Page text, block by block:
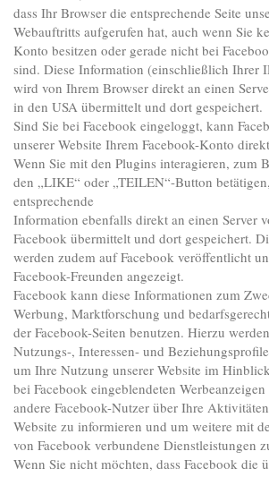
dass Ihr Browser die entsprechende Seite
Webauftritts aufgerufen hat, auch wenn Sie
Konto besitzen oder gerade nicht bei
sind. Diese Information (einschließlich Ihrer
wird von Ihrem Browser direkt an einen
in den USA übermittelt und dort gespeichert.
Sind Sie bei Facebook eingeloggt, kann
unserer Website Ihrem Facebook-Konto
Wenn Sie mit den Plugins interagieren, zum
den „LIKE“ oder „TEILEN“-Button
entsprechende
Information ebenfalls direkt an einen Server
Facebook übermittelt und dort gespeichert.
werden zudem auf Facebook veröffentlicht
Facebook-Freunden angezeigt.
Facebook kann diese Informationen zum
Werbung, Marktforschung und
der Facebook-Seiten benutzen. Hierzu
Nutzungs-, Interessen- und
um Ihre Nutzung unserer Website im
bei Facebook eingeblendeten Werbeanzeigen
andere Facebook-Nutzer über Ihre
Website zu informieren und um weitere mit
von Facebook verbundene Dienstleistungen
Wenn Sie nicht möchten, dass Facebook die